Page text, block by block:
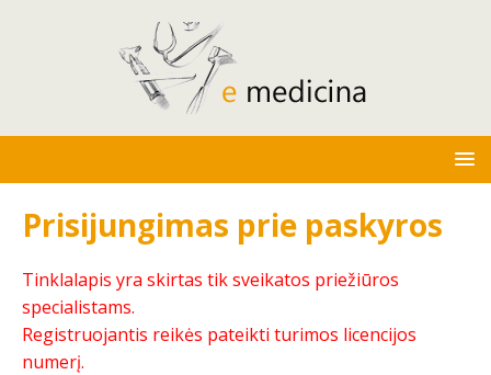
Prisijungimas prie paskyros
Tinklalapis yra skirtas tik sveikatos priežiūros
specialistams.
Registruojantis reikės pateikti turimos licencijos
numerį.